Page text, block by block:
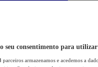
seu consentimento para utilizar
parceiros armazenamos e acedemos a